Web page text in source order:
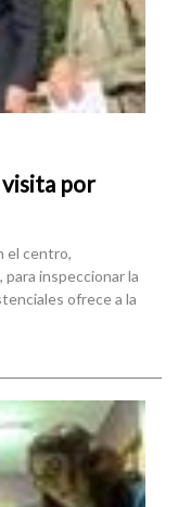
visita por
el centro,
para inspeccionar la
ofrece a la